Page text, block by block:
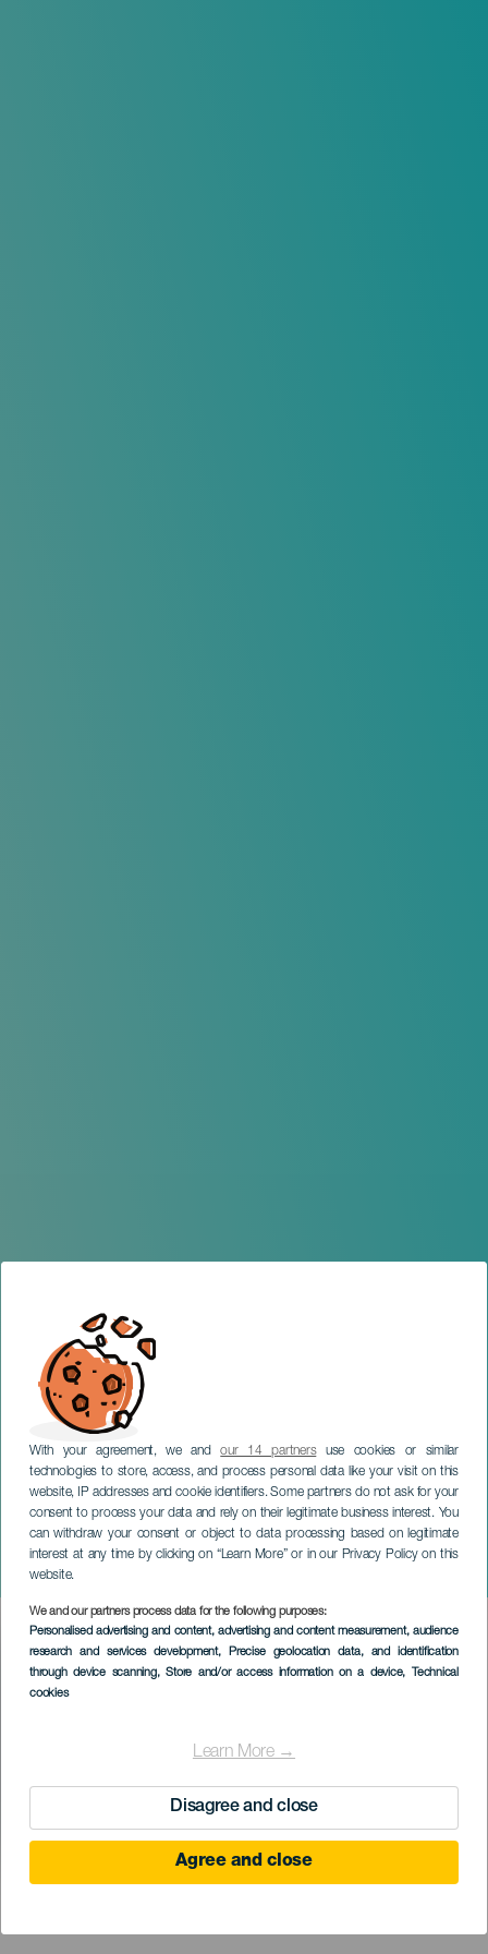
With your agreement, we andour 14 partnersuse cookies or similar
technologies to store, access, and process personal data like your visit on this
website, IP addresses and cookie identifiers. Some partners do not ask for your
consent to process your data and rely on their legitimate business interest. You
can withdraw your consent or object to data processing based on legitimate
interest at any time by clicking on “Learn More” or in our Privacy Policy on this
website.
We and our partners process data for the following purposes:
Personalised advertising and content, advertising and content measurement, audience
research and services development, Precise geolocation data, and identification
through device scanning, Store and/or access information on a device, Technical
cookies
Learn More →
Disagree and close
Agree and close
Загадка Ника
Вальдепеньяса
ГРАН-КАНАРИЯ
Imagen
Listado